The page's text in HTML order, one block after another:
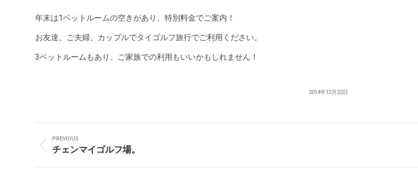
年末は1ベットルームの空きがあり、特別料金でご案内！
お友達、ご夫婦、カップルでタイゴルフ旅行でご利用ください。
3ベットルームもあり、ご家族での利用もいいかもしれません！
2014年12月22日
Navigation
PREVIOUS
Previous
post:
チェンマイゴルフ場。
post: